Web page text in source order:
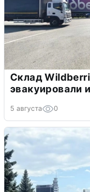
Склад
эвакуировали
5 августа 0